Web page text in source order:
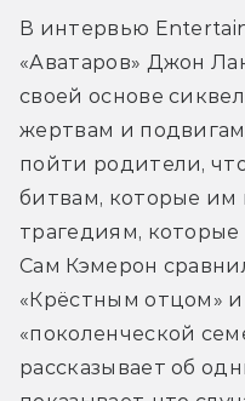
В интервью
«Аватаров» Джон
своей основе
жертвам и
пойти родители,
битвам, которые им
трагедиям,
Сам Кэмерон
«Крёстным отцом»
«поколенческой
рассказывает об